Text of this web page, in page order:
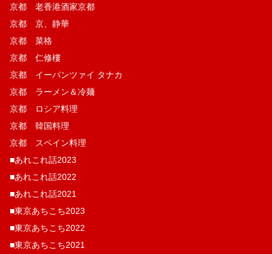
京都 老香港酒家京都
京都 京、静華
京都 菜格
京都 仁修樓
京都 イーパンツァイ タナカ
京都 ラーメン＆冷麺
京都 ロシア料理
京都 韓国料理
京都 スペイン料理
■あれこれ話2023
■あれこれ話2022
■あれこれ話2021
■東京あちこち2023
■東京あちこち2022
■東京あちこち2021